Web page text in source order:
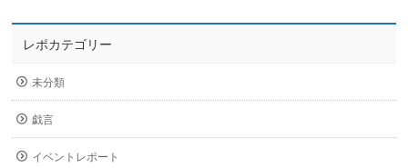
レポカテゴリー
未分類
戯言
イベントレポート